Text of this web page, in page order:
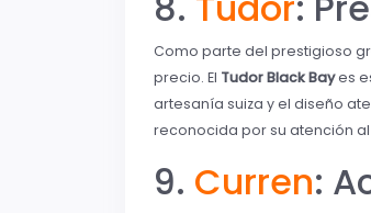
Como parte del prestigioso
precio. El Tudor Black Bayes
artesanía suiza y el diseño
reconocida por su atención
9. Curren: